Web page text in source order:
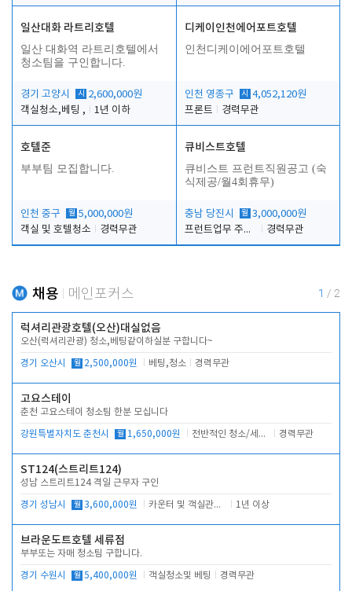
일산대화 라트리호텔
일산 대화역 라트리호텔에서
청소팀을 구인합니다.
경기 고양시 시
2,600,000원
객실청소,베팅 ,
1년 이하
디케이인천에어포트호텔
인천디케이에어포트호텔
인천 영종구 시
4,052,120원
프론트
경력무관
호텔준
부부팀 모집합니다.
인천 중구 월 5,000,000원
객실 및 호텔청소
경력무관
큐비스트호텔
큐비스트 프런트직원공고 (숙
식제공/월4회휴무)
충남 당진시 월 3,000,000원
프런트업무 주간, 야간
경력무관
채용 메인포커스 1 / 2
럭셔리관광호텔(오산)대실없음
오산(럭셔리관광) 청소,베팅같이하실분 구합니다~
경기 오산시 월 2,500,000원 베팅,청소 경력무관
고요스테이
춘천 고요스테이 청소팀 한분 모십니다
강원특별자치도 춘천시 월 1,650,000원 전반적인 청소/세탁업무 경력무관
ST124(스트리트124)
성남 스트리트124 격일 근무자 구인
경기 성남시 월 3,600,000원 카운터 및 객실관리 전반 1년 이상
브라운도트호텔 세류점
부부또는 자매 청소팀 구합니다.
경기 수원시 월 5,400,000원 객실청소및 베팅 경력무관